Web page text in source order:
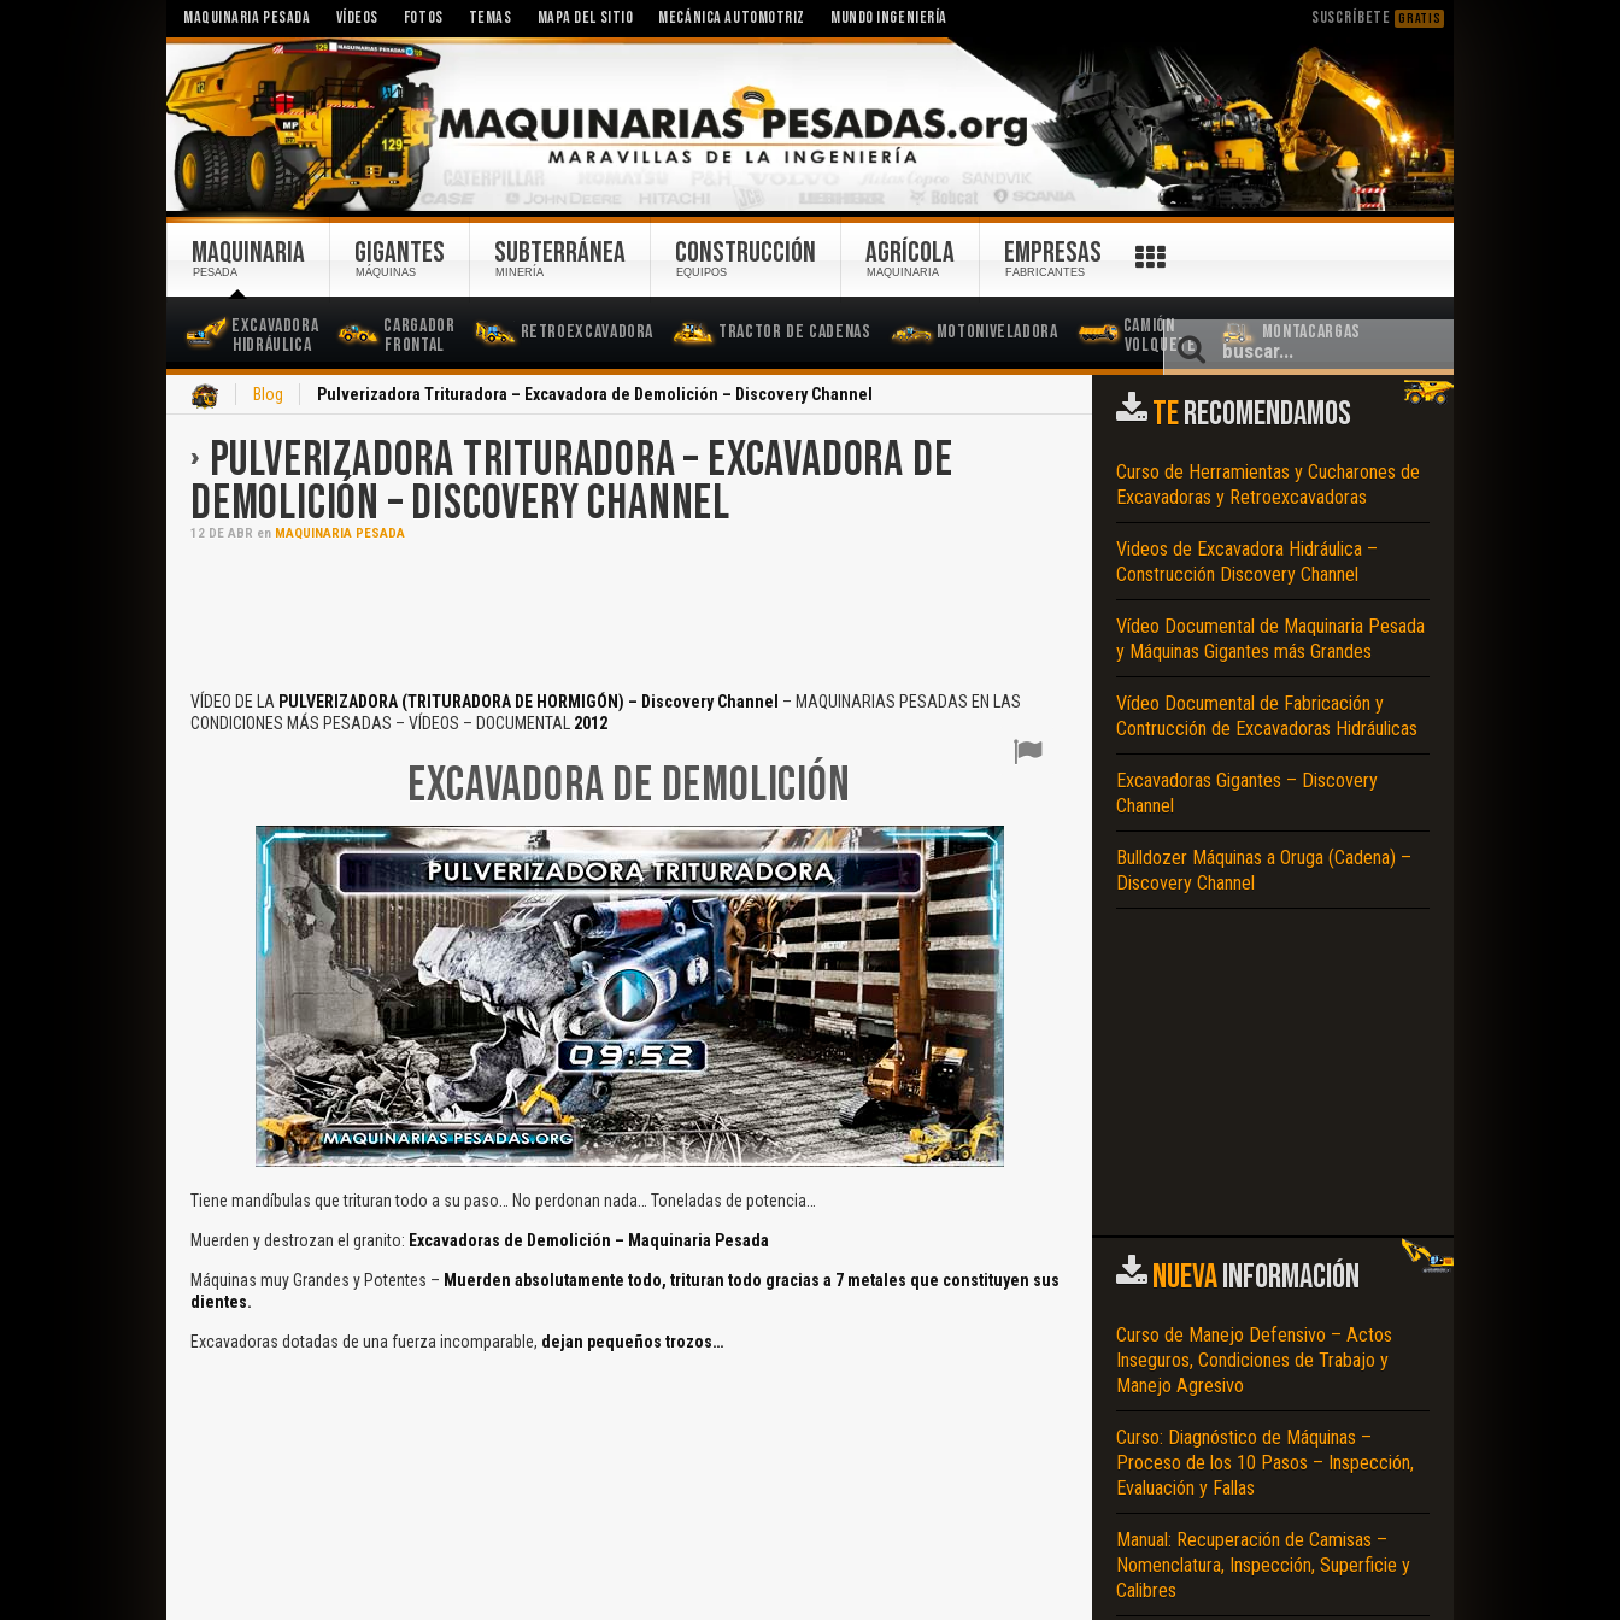
MAQUINARIA PESADA VÍDEOS FOTOS TEMAS MAPA DEL SITIO MECÁNICA AUTOMOTRIZ MUNDO INGENIERÍA SUSCRÍBETE GRATIS
MAQUINARIA
PESADA
Excavadora
Hidráulica
Cargador
Frontal
Retroexcavadora Tractor de Cadenas Motoniveladora
Camión
Volquete
Montacargas
GIGANTES
MÁQUINAS
SUBTERRÁNEA
MINERÍA
CONSTRUCCIÓN
EQUIPOS
AGRÍCOLA
MAQUINARIA
EMPRESAS
FABRICANTES
Blog Pulverizadora Trituradora – Excavadora de Demolición – Discovery Channel
PULVERIZADORA TRITURADORA – EXCAVADORA DE
DEMOLICIÓN – DISCOVERY CHANNEL
12 DE ABR en MAQUINARIA PESADA
VÍDEO DE LA PULVERIZADORA (TRITURADORA DE HORMIGÓN) – Discovery Channel – MAQUINARIAS PESADAS EN LAS
CONDICIONES MÁS PESADAS – VÍDEOS – DOCUMENTAL 2012
EXCAVADORA DE DEMOLICIÓN
Tiene mandíbulas que trituran todo a su paso… No perdonan nada… Toneladas de potencia…
Muerden y destrozan el granito: Excavadoras de Demolición – Maquinaria Pesada
Máquinas muy Grandes y Potentes – Muerden absolutamente todo, trituran todo gracias a 7 metales que constituyen sus
dientes.
Excavadoras dotadas de una fuerza incomparable, dejan pequeños trozos…
TERECOMENDAMOS
Curso de Herramientas y Cucharones de
Excavadoras y Retroexcavadoras
Videos de Excavadora Hidráulica –
Construcción Discovery Channel
Vídeo Documental de Maquinaria Pesada
y Máquinas Gigantes más Grandes
Vídeo Documental de Fabricación y
Contrucción de Excavadoras Hidráulicas
Excavadoras Gigantes – Discovery
Channel
Bulldozer Máquinas a Oruga (Cadena) –
Discovery Channel
NUEVAINFORMACIÓN
Curso de Manejo Defensivo – Actos
Inseguros, Condiciones de Trabajo y
Manejo Agresivo
Curso: Diagnóstico de Máquinas –
Proceso de los 10 Pasos – Inspección,
Evaluación y Fallas
Manual: Recuperación de Camisas –
Nomenclatura, Inspección, Superficie y
Calibres